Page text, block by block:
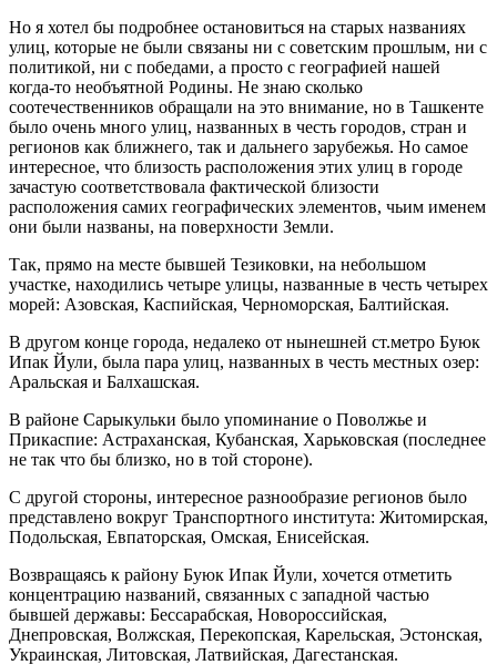
Но я хотел бы подробнее остановиться на старых названиях
улиц, которые не были связаны ни с советским прошлым, ни с
политикой, ни с победами, а просто с географией нашей
когда-то необъятной Родины. Не знаю сколько
соотечественников обращали на это внимание, но в Ташкенте
было очень много улиц, названных в честь городов, стран и
регионов как ближнего, так и дальнего зарубежья. Но самое
интересное, что близость расположения этих улиц в городе
зачастую соответствовала фактической близости
расположения самих географических элементов, чьим именем
они были названы, на поверхности Земли.
Так, прямо на месте бывшей Тезиковки, на небольшом
участке, находились четыре улицы, названные в честь четырех
морей: Азовская, Каспийская, Черноморская, Балтийская.
В другом конце города, недалеко от нынешней ст.метро Буюк
Ипак Йули, была пара улиц, названных в честь местных озер:
Аральская и Балхашская.
В районе Сарыкульки было упоминание о Поволжье и
Прикаспие: Астраханская, Кубанская, Харьковская (последнее
не так что бы близко, но в той стороне).
С другой стороны, интересное разнообразие регионов было
представлено вокруг Транспортного института: Житомирская,
Подольская, Евпаторская, Омская, Енисейская.
Возвращаясь к району Буюк Ипак Йули, хочется отметить
концентрацию названий, связанных с западной частью
бывшей державы: Бессарабская, Новороссийская,
Днепровская, Волжская, Перекопская, Карельская, Эстонская,
Украинская, Литовская, Латвийская, Дагестанская.